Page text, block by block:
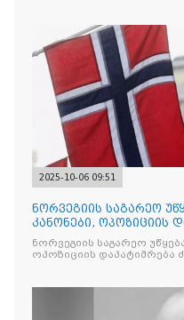
2025-10-06 09:51
ნორვეგიის საგარეო
კანონები, ოპოზიციის
არჩევნების ნდობას
ნორვეგიის საგარეო
ოპოზიციის დაპატიმრება